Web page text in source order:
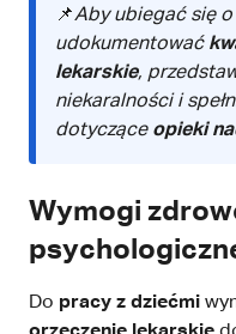
📌Aby ubiegać się o
udokumentować
lekarskie,
niekaralności i
dotyczące opieki
Wymogi
Do pracy z dziećmi